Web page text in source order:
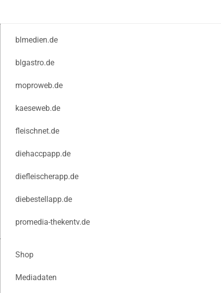
blmedien.de
blgastro.de
moproweb.de
kaeseweb.de
fleischnet.de
diehaccpapp.de
diefleischerapp.de
diebestellapp.de
promedia-thekentv.de
Shop
Mediadaten